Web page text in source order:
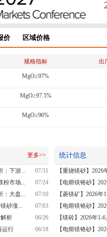
价 区域价格
规格指标 出
MgO≥97%
MgO≥97.5%
MgO≥96%
更多>>
07/31
：下游...
07/24
粉市场...
07/10
：大盘...
07/03
砂涨...
06/26
析
06/18
运行
统计信息
【重烧镁砂】
【电熔镁铬砂】
【菱镁矿】2026
【电熔镁铬砂】
【镁砖】2026年
【电熔镁铬砂】